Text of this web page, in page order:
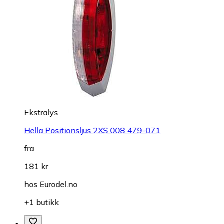
Ekstralys
Hella Positionsljus 2XS 008 479-071
fra
181 kr
hos Eurodel.no
+1 butikk